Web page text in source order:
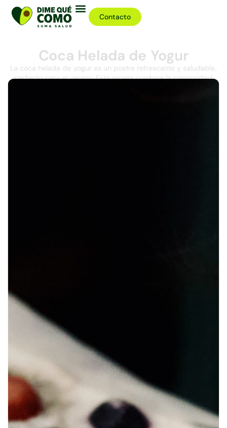
Contacto
Coca Helada de Yogur
La coca helada de yogur es un postre refrescante y saludable,
perfecto para el verano. Esta receta combina la cremosidad